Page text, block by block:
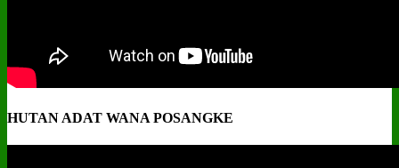
HUTAN ADAT WANA POSANGKE